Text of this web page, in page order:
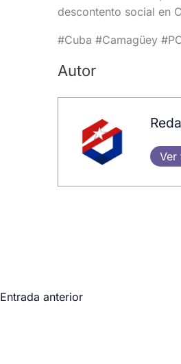
descontento social en
#Cuba #Camagüey
Autor
Ver
Entrada anterior